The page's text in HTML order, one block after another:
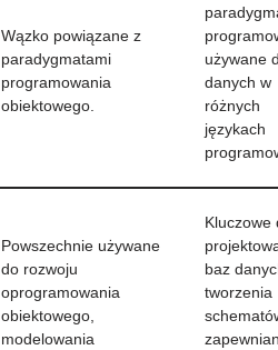
Wązko powiązane z
paradygmatami
programowania
obiektowego.
używane
danych w
różnych
językach
Powszechnie używane
do rozwoju
oprogramowania
obiektowego,
modelowania
Kluczowe
baz
tworzenia